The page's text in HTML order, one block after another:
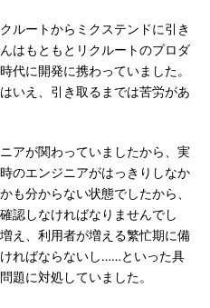
ルートからミクステンドに引き
はもともとリクルートのプロダ
代に開発に携わっていました。
いえ、引き取るまでは苦労があ
アが関わっていましたから、実
のエンジニアがはっきりしなか
も分からない状態でしたから、
認しなければなりませんでし
え、利用者が増える繁忙期に備
ればならないし……といった具
題に対処していました。